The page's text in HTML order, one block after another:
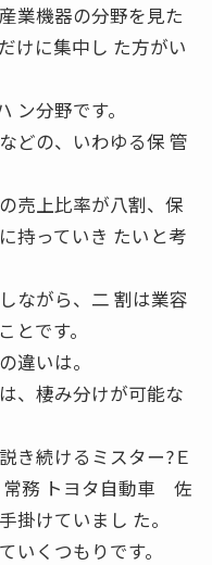
業機器の分野を見た
けに集中し た方がい
ン分野です。
どの、いわゆる保 管
売上比率が八割、保
持っていき たいと考
ながら、二 割は業容
です。
違いは。
、棲み分けが可能な
き続けるミスター?Ｅ
務 トヨタ自動車 佐
掛けていまし た。
いくつもりです。